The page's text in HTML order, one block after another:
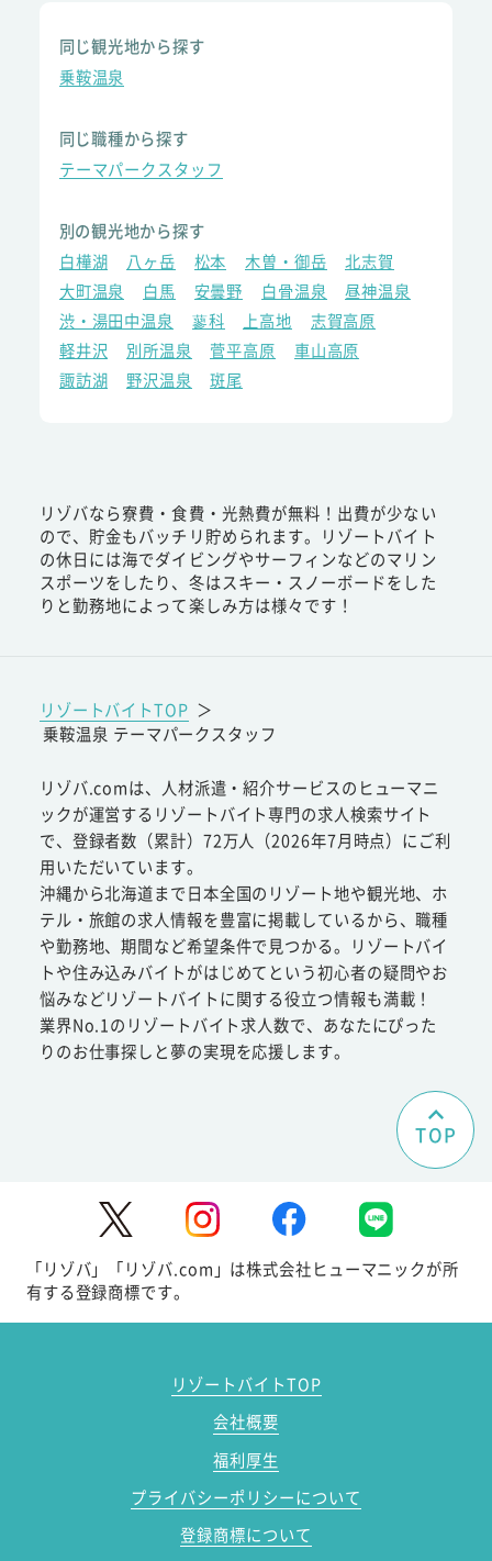
同じ観光地から探す
乗鞍温泉
同じ職種から探す
テーマパークスタッフ
別の観光地から探す
白樺湖
八ヶ岳 松本 木曽・御岳
北志賀
大町温泉
白馬 安曇野 白骨温泉
昼神温泉
渋・湯田中温泉
蓼科 上高地
志賀高原
軽井沢
別所温泉 菅平高原
車山高原
諏訪湖
野沢温泉 斑尾
リゾバなら寮費・食費・光熱費が無料！出費が少ない
ので、貯金もバッチリ貯められます。リゾートバイト
の休日には海でダイビングやサーフィンなどのマリン
スポーツをしたり、冬はスキー・スノーボードをした
りと勤務地によって楽しみ方は様々です！
リゾートバイトTOP ＞
乗鞍温泉 テーマパークスタッフ
リゾバ.comは、人材派遣・紹介サービスのヒューマニ
ックが運営するリゾートバイト専門の求人検索サイト
で、登録者数（累計）72万人（2026年7月時点）にご利
用いただいています。
沖縄から北海道まで日本全国のリゾート地や観光地、ホ
テル・旅館の求人情報を豊富に掲載しているから、職種
や勤務地、期間など希望条件で見つかる。リゾートバイ
トや住み込みバイトがはじめてという初心者の疑問やお
悩みなどリゾートバイトに関する役立つ情報も満載！
業界No.1のリゾートバイト求人数で、あなたにぴった
りのお仕事探しと夢の実現を応援します。
TOP
「リゾバ」「リゾバ.com」は株式会社ヒューマニックが所
有する登録商標です。
リゾートバイトTOP
会社概要
福利厚生
プライバシーポリシーについて
登録商標について